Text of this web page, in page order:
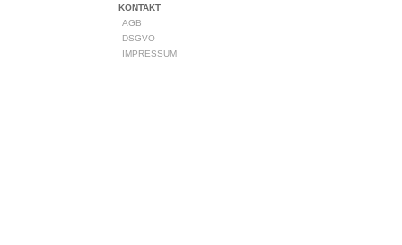
KONTAKT
AGB
DSGVO
IMPRESSUM